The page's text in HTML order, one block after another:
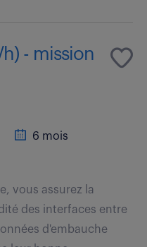
- mission
6 mois
vous assurez la
des interfaces entre
d'embauche